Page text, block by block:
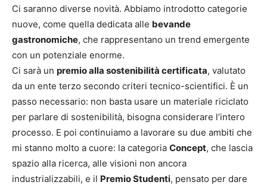
Ci saranno diverse novità. Abbiamo introdotto categorie
nuove, come quella dedicata alle bevande
gastronomiche, che rappresentano un trend emergente
con un potenziale enorme.
Ci sarà un premio alla sostenibilità certificata, valutato
da un ente terzo secondo criteri tecnico-scientifici. È un
passo necessario: non basta usare un materiale riciclato
per parlare di sostenibilità, bisogna considerare l’intero
processo. E poi continuiamo a lavorare su due ambiti che
mi stanno molto a cuore: la categoria Concept, che lascia
spazio alla ricerca, alle visioni non ancora
industrializzabili, e il Premio Studenti, pensato per dare